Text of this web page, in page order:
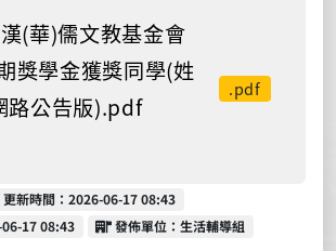
(華)儒文教基金會
獎學金獲獎同學(姓
路公告版).pdf
.pdf
更新時間
更新時間：2026-06-17 08:43
17 08:43 發佈單位
發佈單位：生活輔導組